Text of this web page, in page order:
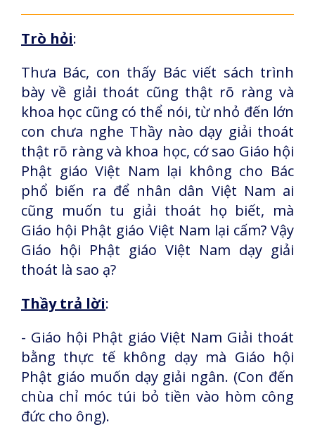
Trò hỏi:
Thưa Bác, con thấy Bác viết sách trình
bày về giải thoát cũng thật rõ ràng và
khoa học cũng có thể nói, từ nhỏ đến lớn
con chưa nghe Thầy nào dạy giải thoát
thật rõ ràng và khoa học, cớ sao Giáo hội
Phật giáo Việt Nam lại không cho Bác
phổ biến ra để nhân dân Việt Nam ai
cũng muốn tu giải thoát họ biết, mà
Giáo hội Phật giáo Việt Nam lại cấm? Vậy
Giáo hội Phật giáo Việt Nam dạy giải
thoát là sao ạ?
Thầy trả lời:
- Giáo hội Phật giáo Việt Nam Giải thoát
bằng thực tế không dạy mà Giáo hội
Phật giáo muốn dạy giải ngân. (Con đến
chùa chỉ móc túi bỏ tiền vào hòm công
đức cho ông).